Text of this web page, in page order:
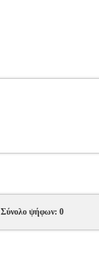
Σύνολο ψήφων: 0